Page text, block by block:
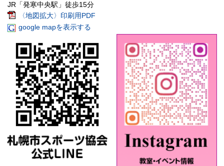
JR「発寒中央駅」徒歩15分
〈地図拡大〉印刷用PDF
google mapを表示する